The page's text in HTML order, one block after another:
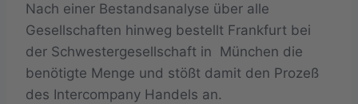
Nach einer Bestandsanalyse über alle
Gesellschaften hinweg bestellt Frankfurt bei
der Schwestergesellschaft in München die
benötigte Menge und stößt damit den Prozeß
des Intercompany Handels an.